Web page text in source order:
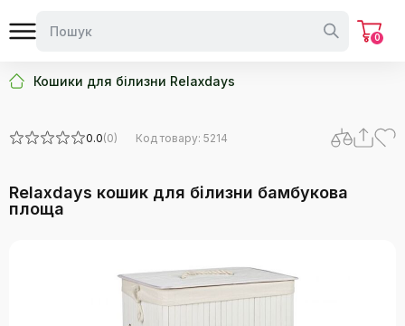
0
Кошики для білизни Relaxdays
0.0(0) Код товару: 5214
Relaxdays кошик для білизни бамбукова
площа